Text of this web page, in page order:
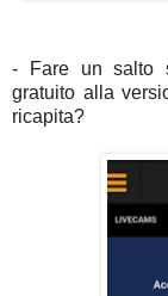
- Fare un salto
gratuito alla
ricapita?